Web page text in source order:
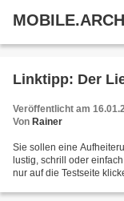
Linktipp: Der
Veröffentlicht am
Von Rainer
Sie sollen eine
lustig, schrill oder
nur auf die Testseite